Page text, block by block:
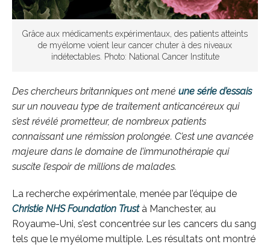
Grâce aux médicaments expérimentaux, des patients atteints
de myélome voient leur cancer chuter à des niveaux
indétectables. Photo: National Cancer Institute
Des chercheurs britanniques ont mené une série d’essais
sur un nouveau type de traitement anticancéreux qui
s’est révélé prometteur, de nombreux patients
connaissant une rémission prolongée. C’est une avancée
majeure dans le domaine de l’immunothérapie qui
suscite l’espoir de millions de malades.
La recherche expérimentale, menée par l’équipe de
Christie NHS Foundation Trustà Manchester, au
Royaume-Uni, s’est concentrée sur les cancers du sang
tels que le myélome multiple. Les résultats ont montré